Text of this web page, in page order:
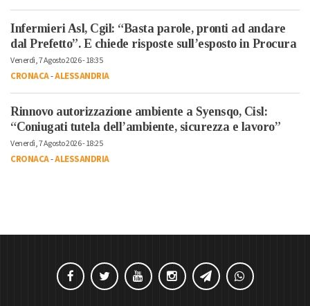
Infermieri Asl, Cgil: “Basta parole, pronti ad andare
dal Prefetto”. E chiede risposte sull’esposto in Procura
Venerdì, 7 Agosto 2026 - 18:35
CRONACA-ALESSANDRIA
Rinnovo autorizzazione ambiente a Syensqo, Cisl:
“Coniugati tutela dell’ambiente, sicurezza e lavoro”
Venerdì, 7 Agosto 2026 - 18:25
CRONACA-ALESSANDRIA